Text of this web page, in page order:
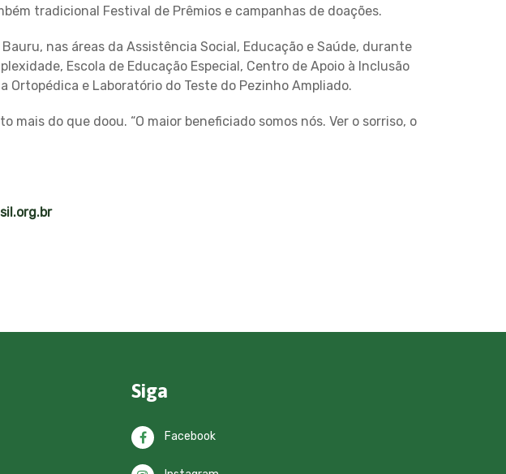
tradicional Festival de Prêmios e campanhas de doações.
nas áreas da Assistência Social, Educação e Saúde, durante
Escola de Educação Especial, Centro de Apoio à Inclusão
Ortopédica e Laboratório do Teste do Pezinho Ampliado.
do que doou. “O maior beneficiado somos nós. Ver o sorriso, o
Siga
Facebook